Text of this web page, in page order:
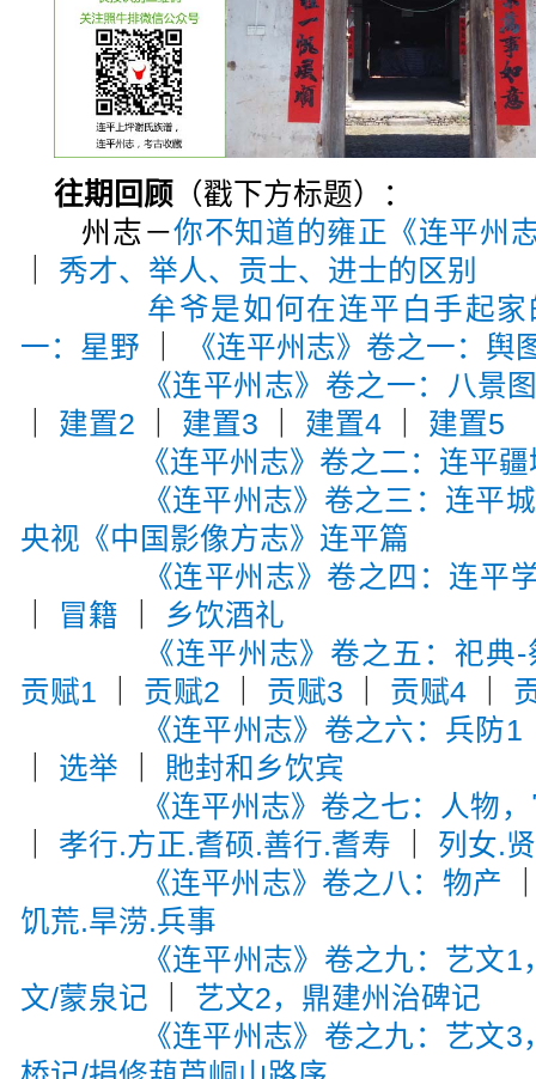
往期回顾 （戳下方标题）：
州志－你不知道的雍正《连平州
秀才、举人、贡士、进士的区别
牟爷是如何在连平白手起家
一：星野
《连平州志》卷之一：舆
《连平州志》卷之一：八景
建置2 建置3 建置4
建置5
《连平州志》卷之二：连平
《连平州志》卷之三：连平
央视《中国影像方志》连平篇
《连平州志》卷之四：连平
冒籍
乡饮酒礼
《连平州志》卷之五：祀典
贡赋1
贡赋2 贡赋3 贡赋4
《连平州志》卷之六：兵防1
选举
貤封和乡饮宾
《连平州志》卷之七：人物
孝行.方正.耆硕.善行.耆寿
列女.
《连平州志》卷之八：物产
饥荒.旱涝.兵事
《连平州志》卷之九：艺文
文/蒙泉记
艺文2，鼎建州治碑记
《连平州志》卷之九：艺文